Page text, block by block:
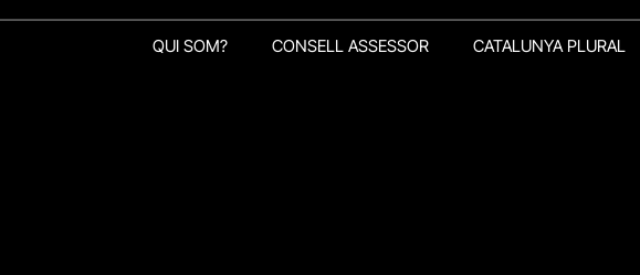
QUI SOM? CONSELL ASSESSOR CATALUNYA PLURAL